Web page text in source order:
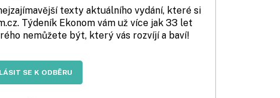
texty aktuálního vydání, které si
Týdeník Ekonom vám už více jak 33 let
nemůžete být, který vás rozvíjí a baví!
SE K ODBĚRU